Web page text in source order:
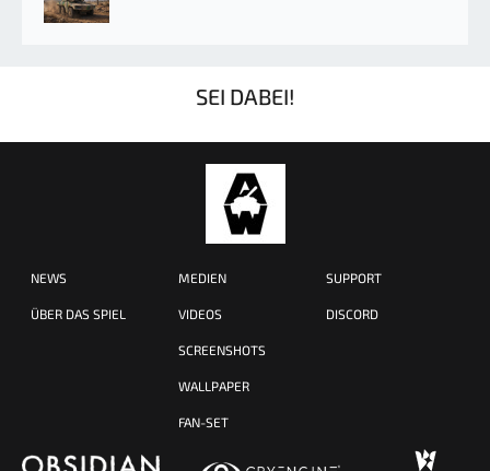
SEI DABEI!
NEWS
ÜBER DAS SPIEL
MEDIEN
VIDEOS
SCREENSHOTS
WALLPAPER
FAN-SET
SUPPORT
DISCORD